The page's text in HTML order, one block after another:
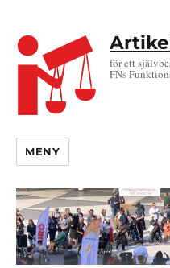
för ett
FNs
MENY